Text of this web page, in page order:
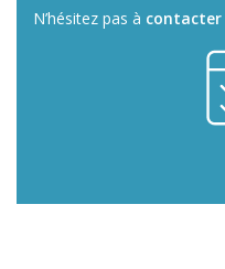
N’hésitez pas à contacter